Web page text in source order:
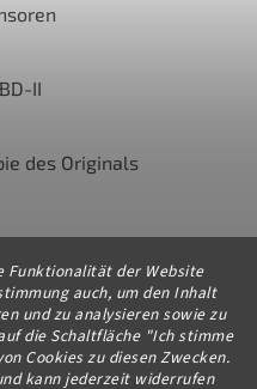
Funktionalität der Website
auch, um den Inhalt
und zu analysieren sowie zu
die Schaltfläche "Ich stimme
Cookies zu diesen Zwecken.
kann jederzeit widerrufen
II
des Originals